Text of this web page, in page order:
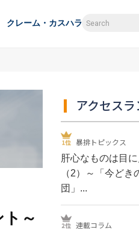
クレーム・カスハラ
～
アクセス
暴排トピックス
肝心なものは目
（2）～「今どき
団」...
連載コラム